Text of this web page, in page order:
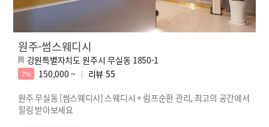
원주-썸스웨디시
강원특별자치도 원주시 무실동 1850-1
7% 150,000 ~ 리뷰 55
원주 무실동 [썸스웨디시] 스웨디시 + 림프순환 관리, 최고의 공간에서
힐링 받아보세요